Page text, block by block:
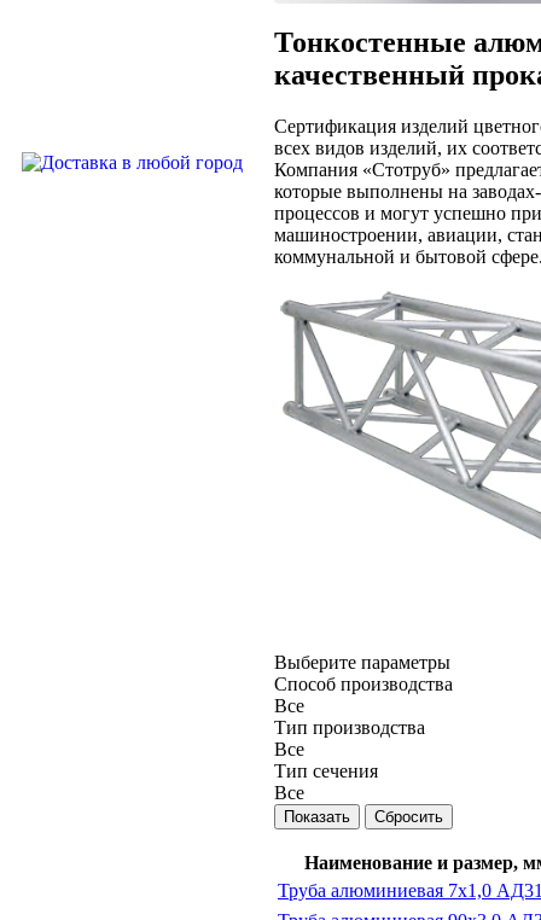
Тонкостенные
качественный
Сертификация изделий
всех видов изделий, их
Компания «Стотруб»
которые выполнены на
процессов и могут успешно
машиностроении, авиации,
коммунальной и бытовой
Выберите параметры
Способ производства
Все
Тип производства
Все
Тип сечения
Все
Наименование и размер,
Труба алюминиевая 7х1,0